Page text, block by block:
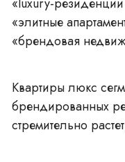
«элитные
«брендовая
Квартиры люкс
брендированных
стремительно